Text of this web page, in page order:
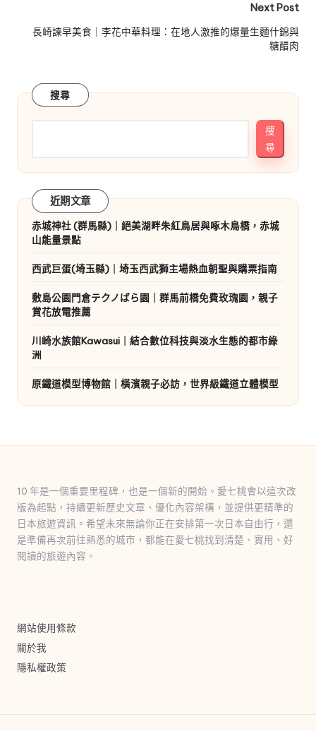
Next Post
長崎諫早美食｜李花中華料理：在地人激推的爆量生麵什錦與
糖醋肉
搜尋
搜
尋
近期文章
赤城神社 (群馬縣)｜絕美湖畔朱紅鳥居與啄木鳥橋，赤城
山能量景點
西武巨蛋(埼玉縣)｜埼玉西武獅主場熱血朝聖與購票指南
敷島公園門倉テクノばら園｜群馬前橋免費玫瑰園，親子
賞花放電推薦
川崎水族館Kawasui｜結合數位科技與淡水生態的都市綠
洲
原鐵道模型博物館｜橫濱親子必訪，世界級鐵道立體模型
10 年是一個重要里程碑，也是一個新的開始。愛七桃會以這次改
版為起點，持續更新歷史文章、優化內容架構，並提供更精準的
日本旅遊資訊。希望未來無論你正在安排第一次日本自由行，還
是準備再次前往熟悉的城市，都能在愛七桃找到清楚、實用、好
閱讀的旅遊內容。
網站使用條款
關於我
隱私權政策